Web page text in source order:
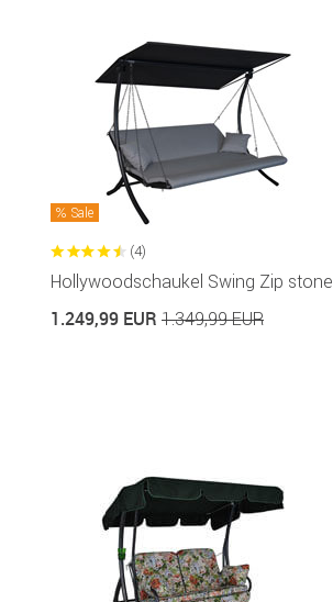
Sale
(4)
Hollywoodschaukel Swing Zip stone
1.249,99 EUR 1.349,99 EUR